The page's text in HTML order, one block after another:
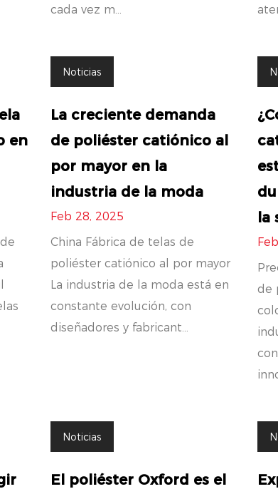
cada vez m...
en
Noticias
La creciente demanda
de poliéster catiónico al
por mayor en la
industria de la moda
Feb 28, 2025
China Fábrica de telas de
poliéster catiónico al por mayor
La industria de la moda está en
constante evolución, con
diseñadores y fabricant...
la
de
Noticias
El poliéster Oxford es el